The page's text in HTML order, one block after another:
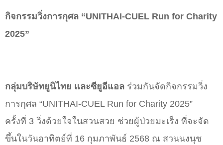
กิจกรรมวิ่งการกุศล “UNITHAI-CUEL Run for Charity
2025”
กลุ่มบริษัทยูนิไทย และซียูอีแอล ร่วมกันจัดกิจกรรมวิ่ง
การกุศล “UNITHAI-CUEL Run for Charity 2025”
ครั้งที่ 3 วิ่งด้วยใจในสวนสวย ช่วยผู้ป่วยมะเร็ง ที่จะจัด
ขึ้นในวันอาทิตย์ที่ 16 กุมภาพันธ์ 2568 ณ สวนนงนุช